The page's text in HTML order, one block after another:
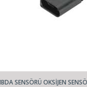
SENSÖRÜ OKSİJEN